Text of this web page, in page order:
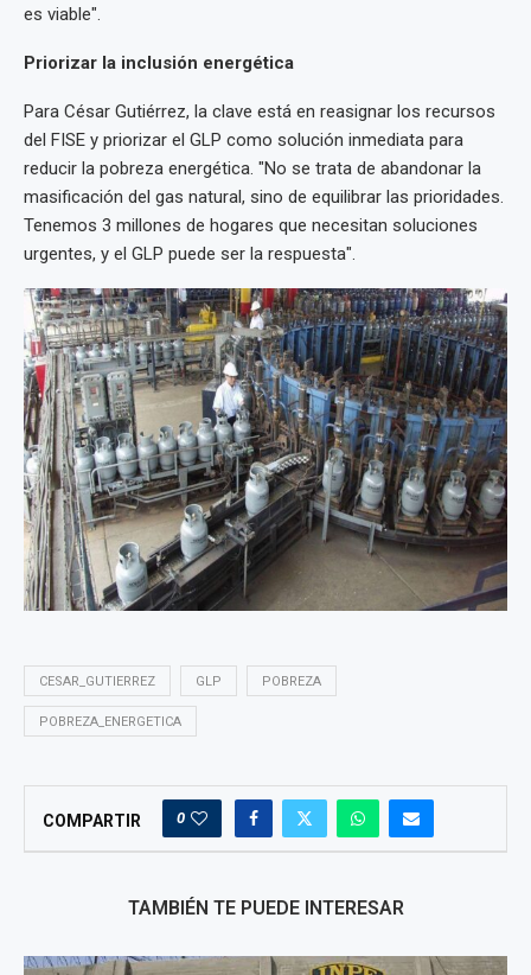
es viable".
Priorizar la inclusión energética
Para César Gutiérrez, la clave está en reasignar los recursos
del FISE y priorizar el GLP como solución inmediata para
reducir la pobreza energética. "No se trata de abandonar la
masificación del gas natural, sino de equilibrar las prioridades.
Tenemos 3 millones de hogares que necesitan soluciones
urgentes, y el GLP puede ser la respuesta".
CESAR_GUTIERREZ GLP POBREZA
POBREZA_ENERGETICA
COMPARTIR 0
TAMBIÉN TE PUEDE INTERESAR